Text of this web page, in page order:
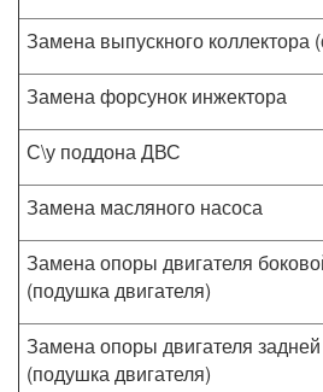
Замена выпускного коллектора
Замена форсунок инжектора
С\у поддона ДВС
Замена масляного насоса
Замена опоры двигателя
(подушка двигателя)
Замена опоры двигателя задней
(подушка двигателя)